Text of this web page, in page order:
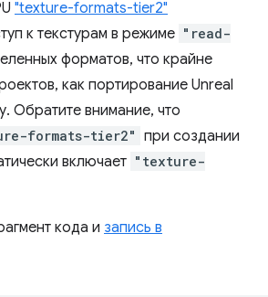
"texture-formats-tier2"
к текстурам в режиме "read-
форматов, что крайне
как портирование Unreal
Обратите внимание, что
formats-tier2" при создании
включает "texture-
кода и запись в